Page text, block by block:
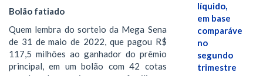
Bolão fatiado
Quem lembra do sorteio da Mega Sena
de 31 de maio de 2022, que pagou R$
117,5 milhões ao ganhador do prêmio
principal, em um bolão com 42 cotas
líquido,
em base
comparável,
no
segundo
trimestre